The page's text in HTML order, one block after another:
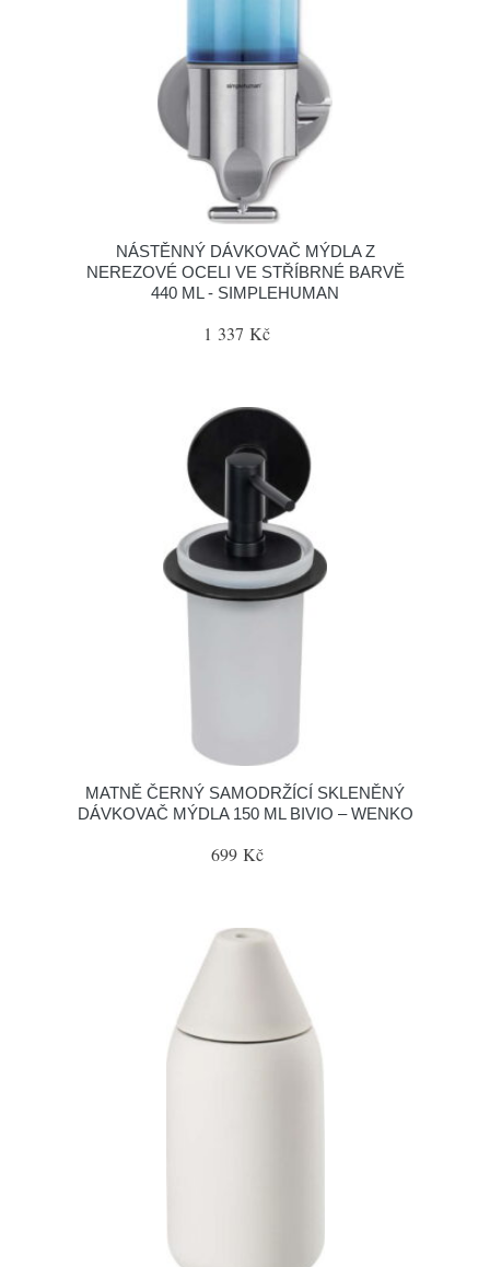
NÁSTĚNNÝ DÁVKOVAČ MÝDLA Z
NEREZOVÉ OCELI VE STŘÍBRNÉ BARVĚ
440 ML - SIMPLEHUMAN
1 337 Kč
MATNĚ ČERNÝ SAMODRŽÍCÍ SKLENĚNÝ
DÁVKOVAČ MÝDLA 150 ML BIVIO – WENKO
699 Kč